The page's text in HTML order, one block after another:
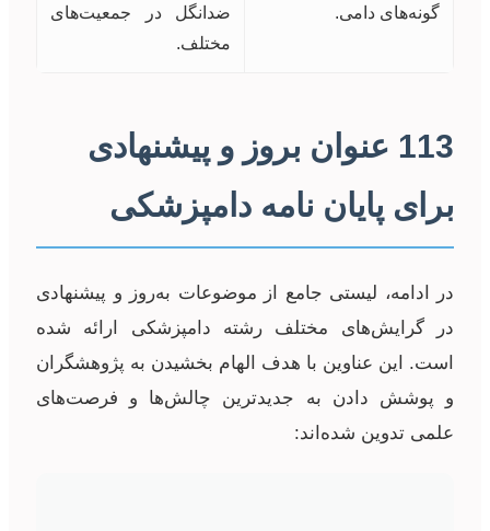
گونه‌های دامی.
ضد‌انگل در جمعیت‌های
مختلف.
113 عنوان بروز و پیشنهادی
برای پایان نامه دامپزشکی
در ادامه، لیستی جامع از موضوعات به‌روز و پیشنهادی
در گرایش‌های مختلف رشته دامپزشکی ارائه شده
است. این عناوین با هدف الهام بخشیدن به پژوهشگران
و پوشش دادن به جدیدترین چالش‌ها و فرصت‌های
علمی تدوین شده‌اند: